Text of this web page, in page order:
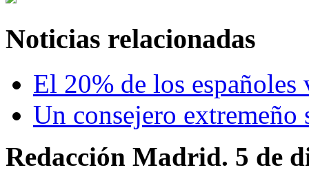
Noticias relacionadas
El 20% de los españoles
Un consejero extremeño
Redacción Madrid. 5 de